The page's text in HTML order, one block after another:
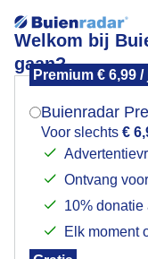
Welkom bij
gaan?
Premium € 6,99 /
Buienradar
Voor slechts €
Ontvang
10%
Elk moment
Varen in ons
vanmiddag.
Mogen we
Indien je hier
verschijnt er zo